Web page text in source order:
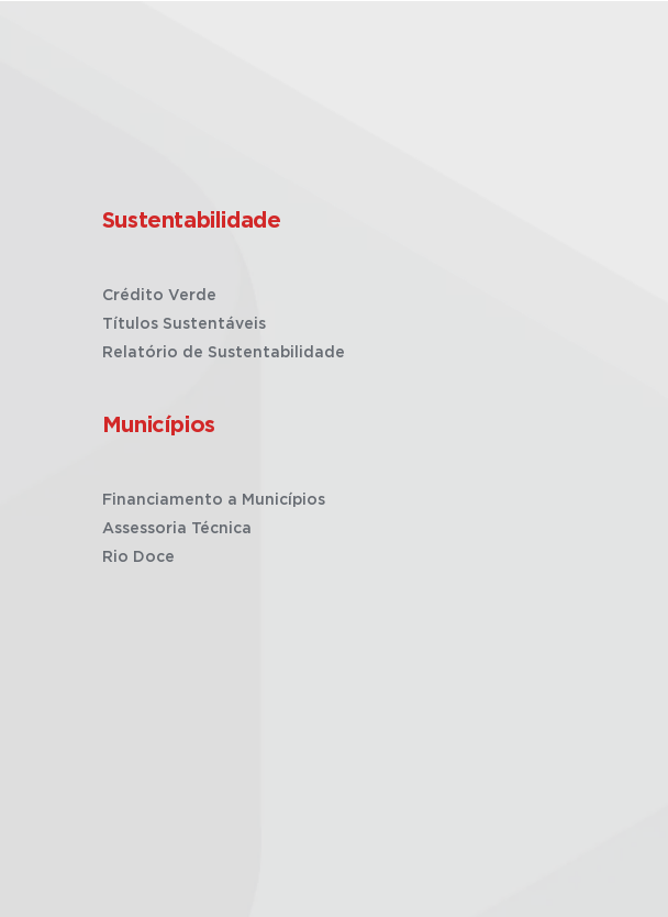
Sustentabilidade
Crédito Verde
Títulos Sustentáveis
Relatório de Sustentabilidade
Municípios
Financiamento a Municípios
Assessoria Técnica
Rio Doce